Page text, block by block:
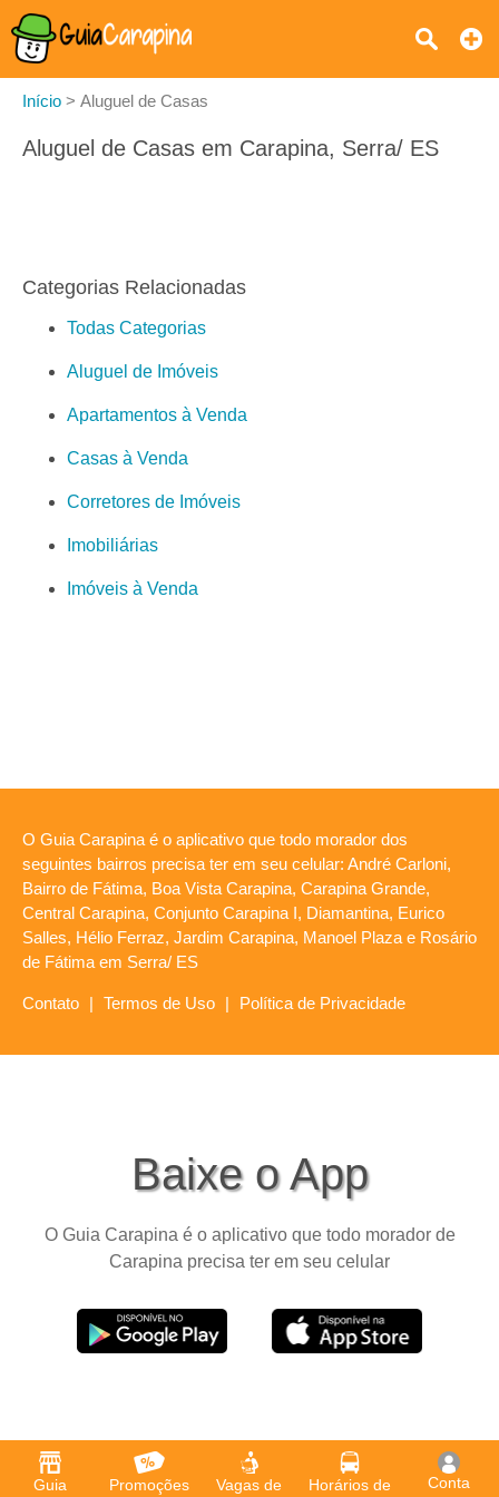
Guia Promoções Vagas de Horários de Conta
Início > Aluguel de Casas
Aluguel de Casas em Carapina, Serra/ ES
Categorias Relacionadas
Todas Categorias
Aluguel de Imóveis
Apartamentos à Venda
Casas à Venda
Corretores de Imóveis
Imobiliárias
Imóveis à Venda
O Guia Carapina é o aplicativo que todo morador dos
seguintes bairros precisa ter em seu celular: André Carloni,
Bairro de Fátima, Boa Vista Carapina, Carapina Grande,
Central Carapina, Conjunto Carapina I, Diamantina, Eurico
Salles, Hélio Ferraz, Jardim Carapina, Manoel Plaza e Rosário
de Fátima em Serra/ ES
Contato | Termos de Uso | Política de Privacidade
Baixe o App
O Guia Carapina é o aplicativo que todo morador de
Carapina precisa ter em seu celular